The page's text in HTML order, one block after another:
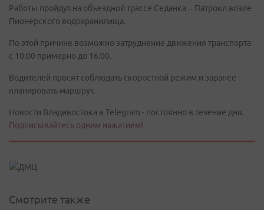
Работы пройдут на объездной трассе Седанка – Патрокл возле
Пионерского водохранилища.
По этой причине возможно затруднение движения транспорта
с 10:00 примерно до 16:00.
Водителей просят соблюдать скоростной режим и заранее
планировать маршрут.
Новости Владивостока в Telegram - постоянно в течение дня.
Подписывайтесь одним нажатием!
Смотрите также